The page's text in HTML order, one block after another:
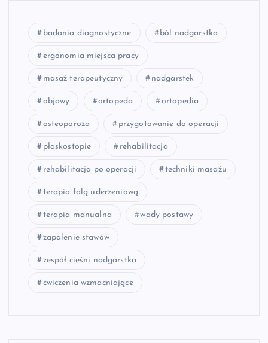
badania diagnostyczne ból nadgarstka
ergonomia miejsca pracy
masaż terapeutyczny nadgarstek
objawy ortopeda ortopedia
osteoporoza przygotowanie do operacji
płaskostopie rehabilitacja
rehabilitacja po operacji techniki masażu
terapia falą uderzeniową
terapia manualna wady postawy
zapalenie stawów
zespół cieśni nadgarstka
ćwiczenia wzmacniające